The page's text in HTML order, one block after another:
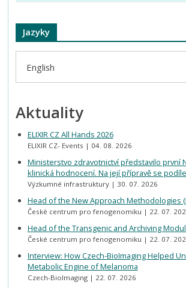
Jazyky
English
Aktuality
ELIXIR CZ All Hands 2026
ELIXIR CZ- Events 04. 08. 2026
Ministerstvo zdravotnictví představilo první
klinická hodnocení. Na její přípravě se
Výzkumné infrastruktury 30. 07. 2026
Head of the New Approach Methodologies
České centrum pro fenogenomiku 22. 07.
Head of the Transgenic and Archiving
České centrum pro fenogenomiku 22. 07.
Interview: How Czech-BioImaging Helped
Metabolic Engine of Melanoma
Czech-BioImaging 22. 07. 2026